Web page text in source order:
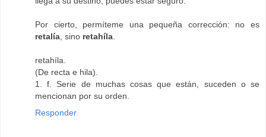
Por cierto, permíteme una pequeña corrección: no es
retalía , sino retahíla
retahíla.
(De recta e hila).
1. f. Serie de muchas cosas que están, suceden o se
mencionan por su orden.
Responder